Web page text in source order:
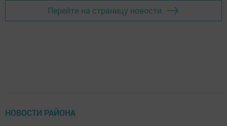
Перейти на страницу новости
НОВОСТИ РАЙОНА